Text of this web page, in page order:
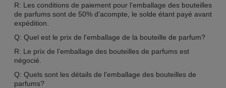
R: Les conditions de paiement pour l'emballage des bouteilles
de parfums sont de 50% d'acompte, le solde étant payé avant
expédition.
Q: Quel est le prix de l'emballage de la bouteille de parfum?
R: Le prix de l'emballage des bouteilles de parfums est
négocié.
Q: Quels sont les détails de l'emballage des bouteilles de
parfums?